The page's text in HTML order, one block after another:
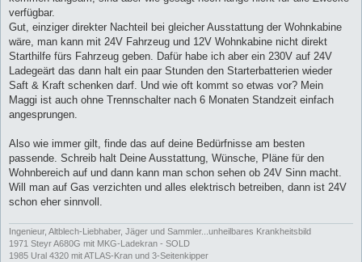
verfügbar.
Gut, einziger direkter Nachteil bei gleicher Ausstattung der Wohnkabine
wäre, man kann mit 24V Fahrzeug und 12V Wohnkabine nicht direkt
Starthilfe fürs Fahrzeug geben. Dafür habe ich aber ein 230V auf 24V
Ladegeärt das dann halt ein paar Stunden den Starterbatterien wieder
Saft & Kraft schenken darf. Und wie oft kommt so etwas vor? Mein
Maggi ist auch ohne Trennschalter nach 6 Monaten Standzeit einfach
angesprungen.
Also wie immer gilt, finde das auf deine Bedürfnisse am besten
passende. Schreib halt Deine Ausstattung, Wünsche, Pläne für den
Wohnbereich auf und dann kann man schon sehen ob 24V Sinn macht.
Will man auf Gas verzichten und alles elektrisch betreiben, dann ist 24V
schon eher sinnvoll.
Ingenieur, Altblech-Liebhaber, Jäger und Sammler...unheilbares Krankheitsbild
1971 Steyr A680G mit MKG-Ladekran - SOLD
1985 Ural 4320 mit ATLAS-Kran und 3-Seitenkipper